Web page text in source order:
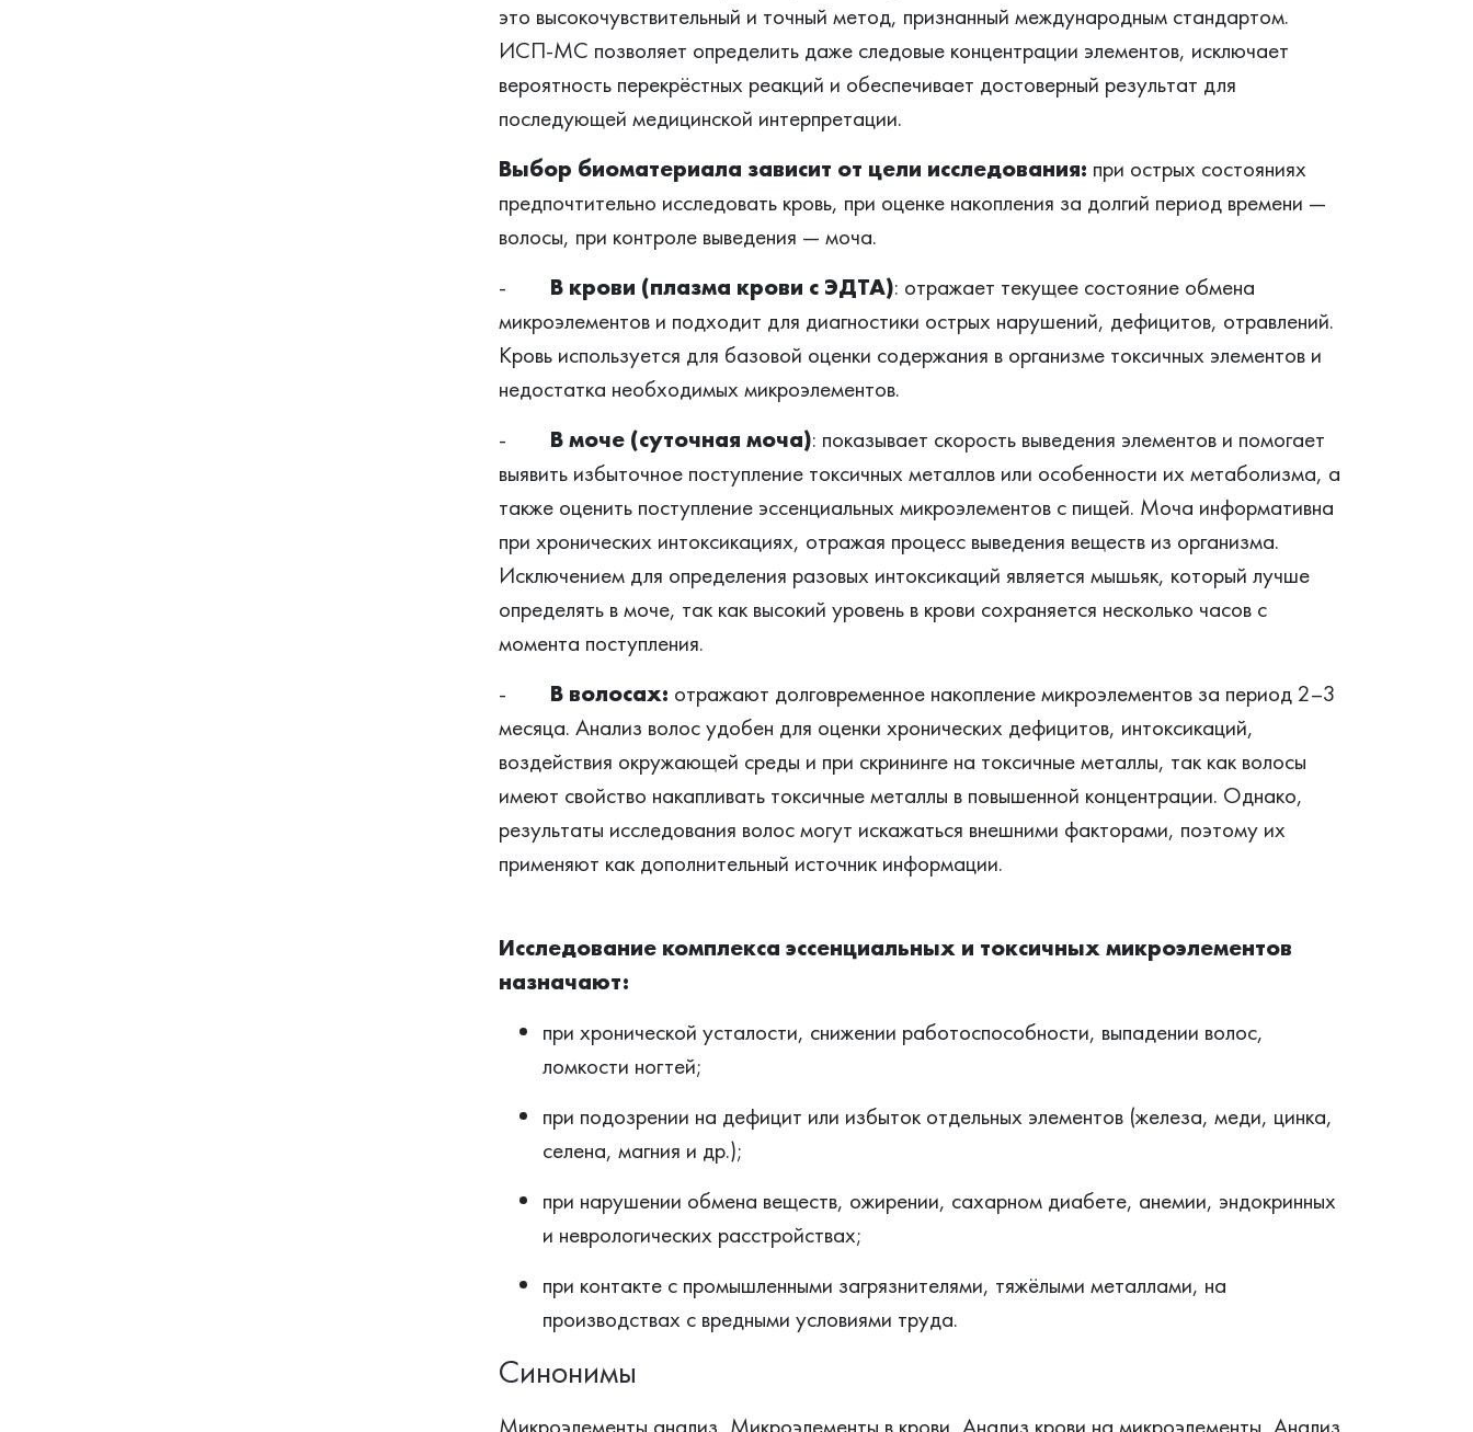
это высокочувствительный и точный метод, признанный международным стандартом.
ИСП-МС позволяет определить даже следовые концентрации элементов, исключает
вероятность перекрёстных реакций и обеспечивает достоверный результат для
последующей медицинской интерпретации.
Выбор биоматериала зависит от цели исследования: при острых состояниях
предпочтительно исследовать кровь, при оценке накопления за долгий период времени —
волосы, при контроле выведения — моча.
- В крови (плазма крови с ЭДТА): отражает текущее состояние обмена
микроэлементов и подходит для диагностики острых нарушений, дефицитов, отравлений.
Кровь используется для базовой оценки содержания в организме токсичных элементов и
недостатка необходимых микроэлементов.
- В моче (суточная моча): показывает скорость выведения элементов и помогает
выявить избыточное поступление токсичных металлов или особенности их метаболизма, а
также оценить поступление эссенциальных микроэлементов с пищей. Моча информативна
при хронических интоксикациях, отражая процесс выведения веществ из организма.
Исключением для определения разовых интоксикаций является мышьяк, который лучше
определять в моче, так как высокий уровень в крови сохраняется несколько часов с
момента поступления.
- В волосах: отражают долговременное накопление микроэлементов за период 2–3
месяца. Анализ волос удобен для оценки хронических дефицитов, интоксикаций,
воздействия окружающей среды и при скрининге на токсичные металлы, так как волосы
имеют свойство накапливать токсичные металлы в повышенной концентрации. Однако,
результаты исследования волос могут искажаться внешними факторами, поэтому их
применяют как дополнительный источник информации.
Исследование комплекса эссенциальных и токсичных микроэлементов
назначают:
при хронической усталости, снижении работоспособности, выпадении волос,
ломкости ногтей;
при подозрении на дефицит или избыток отдельных элементов (железа, меди, цинка,
селена, магния и др.);
при нарушении обмена веществ, ожирении, сахарном диабете, анемии, эндокринных
и неврологических расстройствах;
при контакте с промышленными загрязнителями, тяжёлыми металлами, на
производствах с вредными условиями труда.
Синонимы
Микроэлементы анализ, Микроэлементы в крови, Анализ крови на микроэлементы, Анализ